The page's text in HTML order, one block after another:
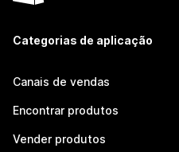
Categorias de aplicação
Canais de vendas
Encontrar produtos
Vender produtos